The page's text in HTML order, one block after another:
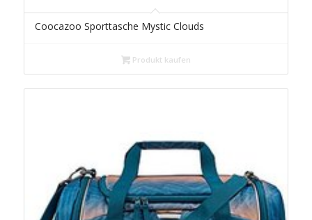
Coocazoo Sporttasche Mystic Clouds
Produkt kaufen